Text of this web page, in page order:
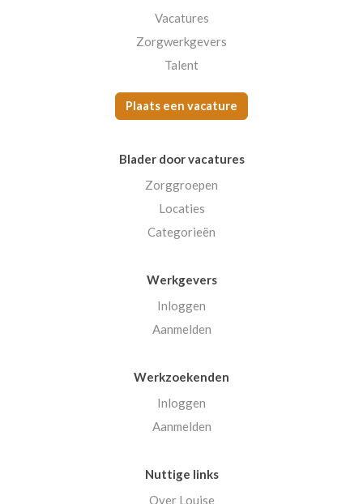
Vacatures
Zorgwerkgevers
Talent
Plaats een vacature
Blader door vacatures
Zorggroepen
Locaties
Categorieën
Werkgevers
Inloggen
Aanmelden
Werkzoekenden
Inloggen
Aanmelden
Nuttige links
Over Louise